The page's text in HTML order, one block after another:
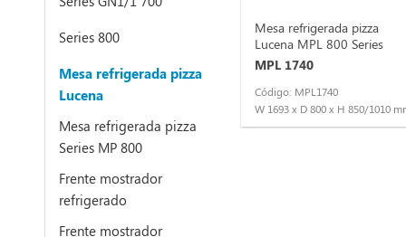
Series 800
Mesa refrigerada pizza
Lucena
Mesa refrigerada pizza
Series MP 800
Frente mostrador
refrigerado
Frente mostrador
Mesa refrigerada pizza
Lucena MPL 800 Series
MPL 1740
Código: MPL1740
W 1693 x D 800 x H 850/1010